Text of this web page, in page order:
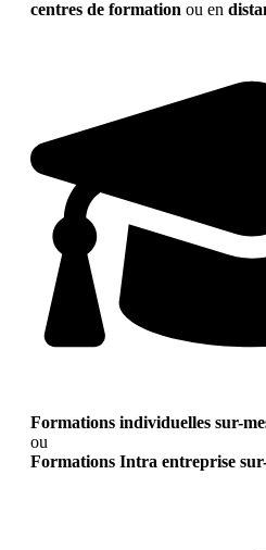
centres de formation ou en
Formations individuelles sur-
ou
Formations Intra entreprise